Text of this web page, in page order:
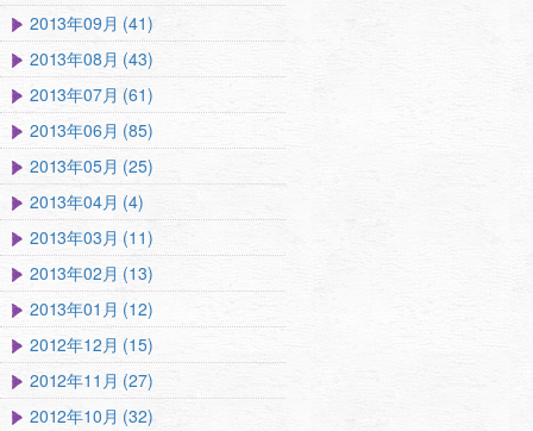
2013年09月 (41)
2013年08月 (43)
2013年07月 (61)
2013年06月 (85)
2013年05月 (25)
2013年04月 (4)
2013年03月 (11)
2013年02月 (13)
2013年01月 (12)
2012年12月 (15)
2012年11月 (27)
2012年10月 (32)